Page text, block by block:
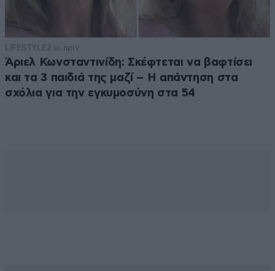
LIFESTYLE2 ω. πριν
Άριελ Κωνσταντινίδη: Σκέφτεται να βαφτίσει
και τα 3 παιδιά της μαζί – Η απάντηση στα
σχόλια για την εγκυμοσύνη στα 54